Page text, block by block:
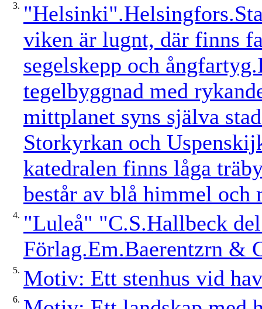
3.
viken är lugnt, där finns
segelskepp och
tegelbyggnad med
mittplanet syns själva
Storkyrkan och
katedralen finns låga
består av blå himmel
4. "Luleå" "C.S.Hallbeck
Förlag.Em.Baerentzrn &
5. Motiv: Ett stenhus vid
6.